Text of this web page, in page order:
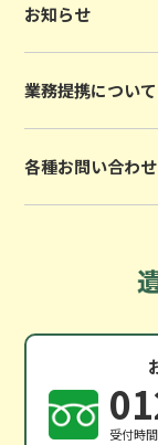
お知らせ
業務提携について
各種お問い合わせ
受付時